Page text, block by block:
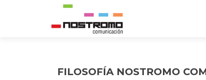
FILOSOFÍA NOSTROMO